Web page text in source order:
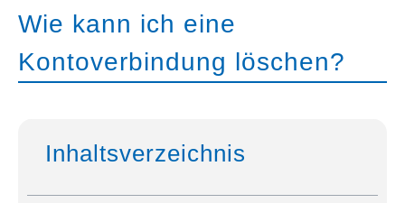
Wie kann ich eine
Kontoverbindung löschen?
Inhaltsverzeichnis